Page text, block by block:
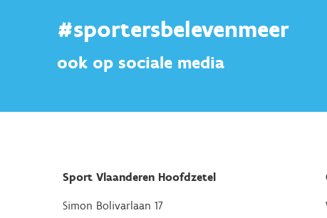
#sportersbelevenmeer
ook op sociale media
Sport Vlaanderen Hoofdzetel
Simon Bolivarlaan 17